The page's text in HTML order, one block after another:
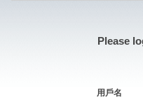
Please
用戶名